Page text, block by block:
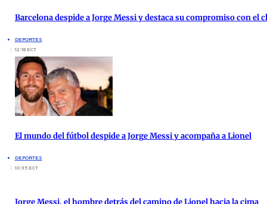
Barcelona despide a Jorge Messi y destaca su compromiso con el
DEPORTES
12:18 ECT
El mundo del fútbol despide a Jorge Messi y acompaña a Lionel
DEPORTES
10:35 ECT
Jorge Messi, el hombre detrás del camino de Lionel hacia la cima